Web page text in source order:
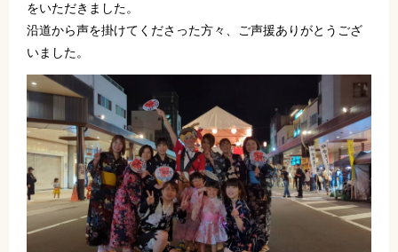
をいただきました。
沿道から声を掛けてくださった方々、ご声援ありがとうござ
いました。